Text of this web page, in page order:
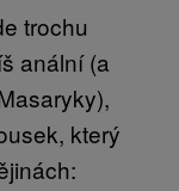
trochu
anální (a
který